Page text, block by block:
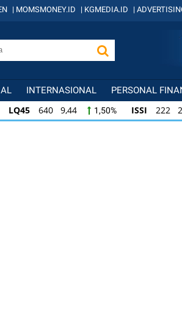
| MOMSMONEY.ID | KGMEDIA.ID |
INTERNASIONAL PERSONAL
1,50% ISSI 222 2,82 1,29%
1,29% IDX30 359 5,14 1,45%